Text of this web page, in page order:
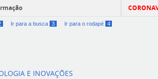
Ir para a busca 3 Ir para o rodapé 4
E INOVAÇÕES